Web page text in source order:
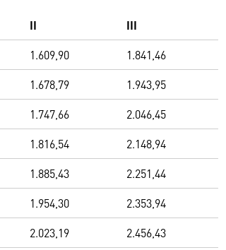
II
III
1.609,90 1.841,46
1.678,79 1.943,95
1.747,66 2.046,45
1.816,54 2.148,94
1.885,43 2.251,44
1.954,30 2.353,94
2.023,19 2.456,43